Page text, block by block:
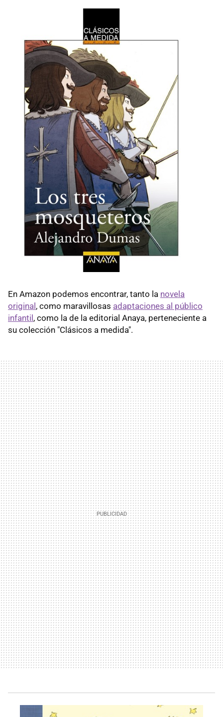
En Amazon podemos encontrar, tanto la novela
original , como maravillosas adaptaciones al público
infantil , como la de la editorial Anaya, perteneciente a
su colección "Clásicos a medida".